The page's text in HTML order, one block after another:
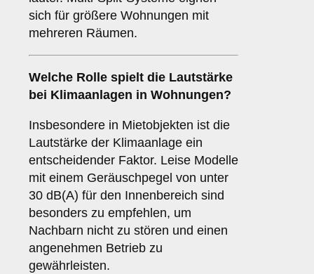
sich für größere Wohnungen mit
mehreren Räumen.
Welche Rolle spielt die Lautstärke
bei Klimaanlagen in Wohnungen?
Insbesondere in Mietobjekten ist die
Lautstärke der Klimaanlage ein
entscheidender Faktor. Leise Modelle
mit einem Geräuschpegel von unter
30 dB(A) für den Innenbereich sind
besonders zu empfehlen, um
Nachbarn nicht zu stören und einen
angenehmen Betrieb zu
gewährleisten.